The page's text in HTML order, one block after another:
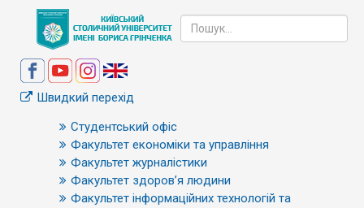
Швидкий перехід
Студентський офіс
Факультет економіки та управління
Факультет журналістики
Факультет здоров’я людини
Факультет інформаційних технологій та